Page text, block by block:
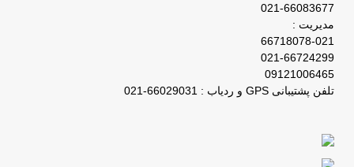
021-66083677
مدیریت :
66718078-021
021-66724299
09121006465
تلفن پشتیبانی GPS و ردیاب : 66029031-021